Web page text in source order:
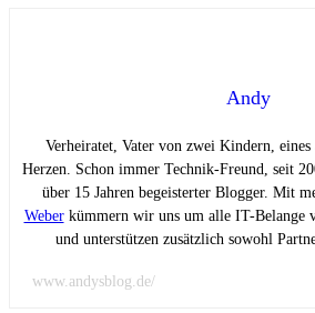
Andy
Verheiratet, Vater von zwei Kindern,
Herzen. Schon immer Technik-Freund, seit
über 15 Jahren begeisterter Blogger. Mit
Weberkümmern wir uns um alle IT-Belange
und unterstützen zusätzlich sowohl
www.andysblog.de/